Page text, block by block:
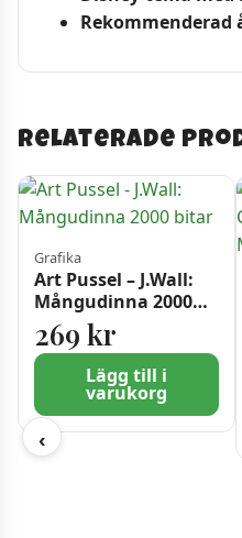
Rekommenderad
Relaterade
‹
Grafika
Art Pussel – J.Wall:
Mångudinna 2000
bitar
269 kr
Lägg till i
varukorg